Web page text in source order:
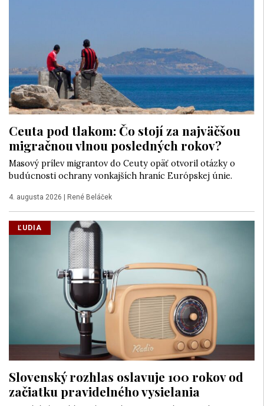
Ceuta pod tlakom: Čo stojí za najväčšou
migračnou vlnou posledných rokov?
Masový prílev migrantov do Ceuty opäť otvoril otázky o
budúcnosti ochrany vonkajších hraníc Európskej únie.
4. augusta 2026 René Beláček
ĽUDIA
Slovenský rozhlas oslavuje 100 rokov od
začiatku pravidelného vysielania